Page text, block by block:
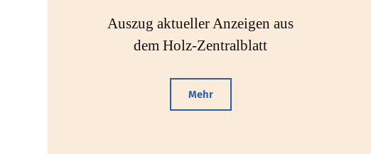
Auszug aktueller Anzeigen aus
dem Holz-Zentralblatt
Mehr